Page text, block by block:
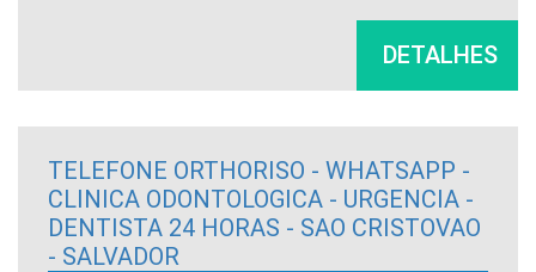
DETALHES
TELEFONE ORTHORISO - WHATSAPP -
CLINICA ODONTOLOGICA - URGENCIA -
DENTISTA 24 HORAS - SAO CRISTOVAO
- SALVADOR